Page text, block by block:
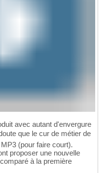
avec autant d'envergure
que le cur de métier de
(pour faire court).
proposer une nouvelle
à la première